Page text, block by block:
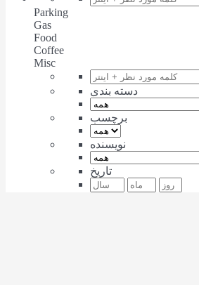
Parking
Gas
Food
Coffee
Misc
دسته بندی
برچسب
نویسنده
تاریخ